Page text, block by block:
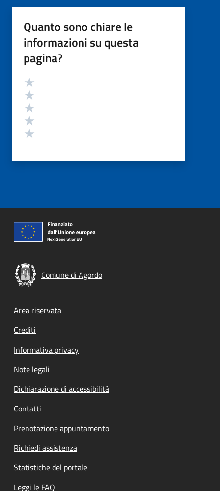
Quanto sono chiare le
informazioni su questa
pagina?
Valutazione
Comune di Agordo
Footer menu
Area riservata
Crediti
Informativa privacy
Note legali
Dichiarazione di accessibilità
Contatti
Prenotazione appuntamento
Richiedi assistenza
Statistiche del portale
Leggi le FAQ